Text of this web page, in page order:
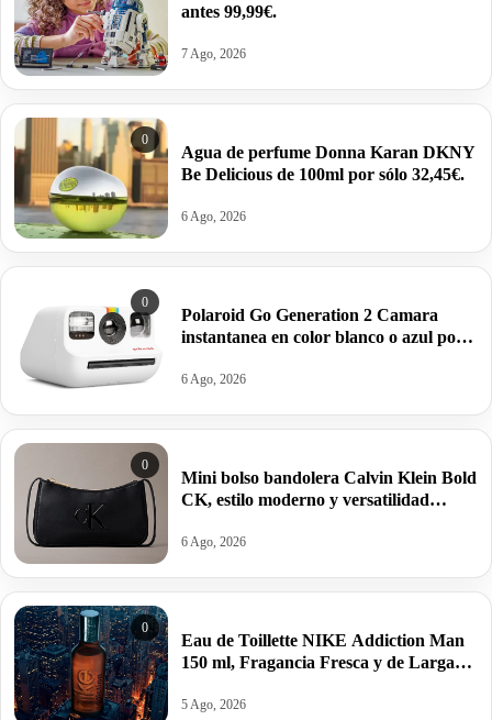
antes 99,99€.
7 Ago, 2026
0
Agua de perfume Donna Karan DKNY
Be Delicious de 100ml por sólo 32,45€.
6 Ago, 2026
0
Polaroid Go Generation 2 Camara
instantanea en color blanco o azul por
6 Ago, 2026
0
Mini bolso bandolera Calvin Klein Bold
CK, estilo moderno y versatilidad
6 Ago, 2026
0
Eau de Toillette NIKE Addiction Man
150 ml, Fragancia Fresca y de Larga
5 Ago, 2026